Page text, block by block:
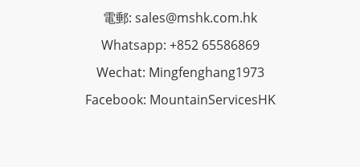
電郵: sales@mshk.com.hk
Whatsapp: +852 65586869
Wechat: Mingfenghang1973
Facebook: MountainServicesHK